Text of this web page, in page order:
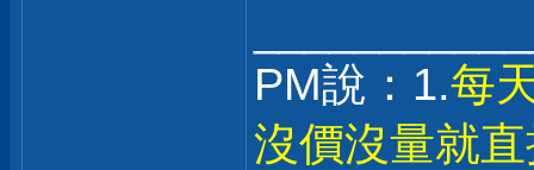
PM說：1.每
沒價沒量就